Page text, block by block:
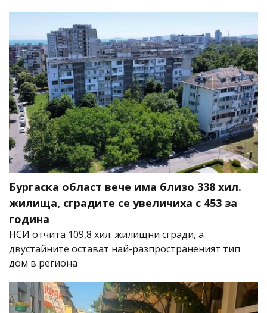
Бургаска област вече има близо 338 хил.
жилища, сградите се увеличиха с 453 за
година
НСИ отчита 109,8 хил. жилищни сгради, а
двустайните остават най-разпространеният тип
дом в региона